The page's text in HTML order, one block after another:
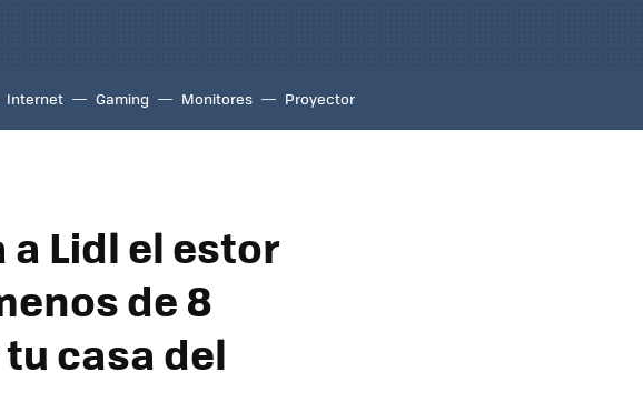
Internet Gaming Monitores Proyector
a Lidl el estor
de 8
casa del